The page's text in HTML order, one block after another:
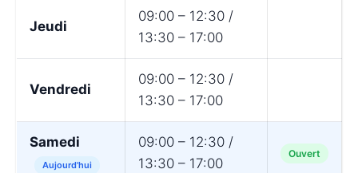
Jeudi
09:00 – 12:30 /
13:30 – 17:00
Vendredi
09:00 – 12:30 /
13:30 – 17:00
Samedi
Aujourd'hui
09:00 – 12:30 /
13:30 – 17:00
Ouvert